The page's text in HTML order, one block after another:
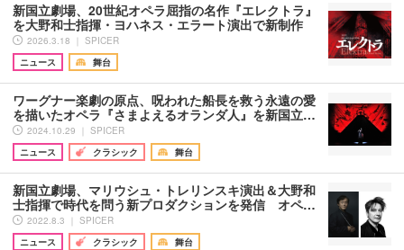
新国立劇場、20世紀オペラ屈指の名作『エレクトラ』
を大野和士指揮・ヨハネス・エラート演出で新制作
2026.3.18 ｜ SPICER
ニュース
舞台
ワーグナー楽劇の原点、呪われた船長を救う永遠の愛
を描いたオペラ『さまよえるオランダ人』を新国立…
2024.10.29 ｜ SPICER
ニュース
クラシック 舞台
新国立劇場、マリウシュ・トレリンスキ演出＆大野和
士指揮で時代を問う新プロダクションを発信 オペ…
2022.8.3 ｜ SPICER
ニュース
クラシック 舞台